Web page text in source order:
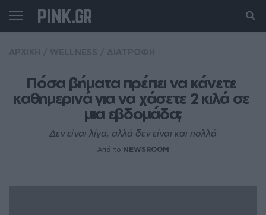
Πόσα βήματα πρέπει να κάνετε
καθημερινά για να χάσετε 2 κιλά σε
μια εβδομάδα;
Δεν είναι λίγα, αλλά δεν είναι και πολλά
Από το NEWSROOM